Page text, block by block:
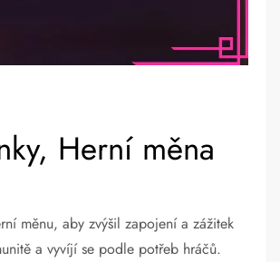
Herní měna
měnu, aby zvýšil zapojení a zážitek
a vyvíjí se podle potřeb hráčů.